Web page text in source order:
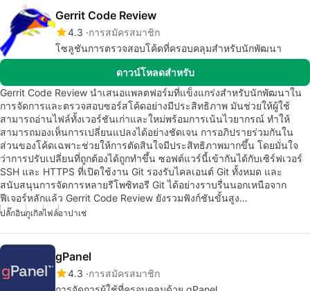
Gerrit Code Review
4.3 การสมัครสมาชิก
โซลูชันการตรวจสอบโค้ดที่ครอบคลุมสำหรับนักพัฒนา
ดาวน์โหลดสำหรับ
Gerrit Code Review นำเสนอแพลตฟอร์มที่แข็งแกร่งสำหรับนักพัฒนาใน
การจัดการและตรวจสอบซอร์สโค้ดอย่างมีประสิทธิภาพ มันช่วยให้ผู้ใช้
สามารถอ่านไฟล์ทั้งเวอร์ชันเก่าและใหม่พร้อมการเน้นไวยากรณ์ ทำให้
สามารถมองเห็นการเปลี่ยนแปลงได้อย่างชัดเจน การอภิปรายร่วมกันใน
ส่วนของโค้ดเฉพาะช่วยให้การตัดสินใจมีประสิทธิภาพมากขึ้น โดยมั่นใจ
ว่าการปรับเปลี่ยนที่ถูกต้องได้ถูกทำขึ้น ซอฟต์แวร์นี้เข้ากันได้กับเซิร์ฟเวอร์
SSH และ HTTPS ที่เปิดใช้งาน Git รองรับไคลเอนต์ Git ทั้งหมด และ
สนับสนุนการจัดการหลายรีโพซิทอรี Git ได้อย่างราบรื่นนอกเหนือจาก
ฟีเจอร์หลักแล้ว Gerrit Code Review ยังรวมฟังก์ชันขั้นสูง…
ปลั๊กอินกูเกิลไฟล์อาปาเช่
gPanel
4.3 การสมัครสมาชิก